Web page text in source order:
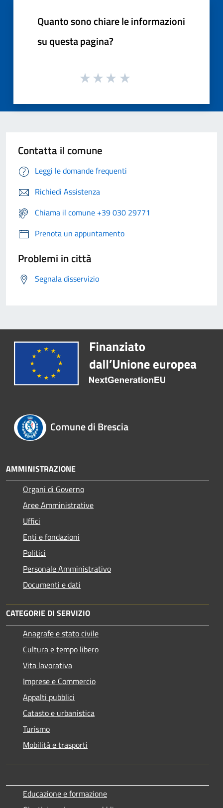
Quanto sono chiare le informazioni
su questa pagina?
Contatta il comune
Leggi le domande frequenti
Richiedi Assistenza
Chiama il comune +39 030 29771
Prenota un appuntamento
Problemi in città
Segnala disservizio
Comune di Brescia
AMMINISTRAZIONE
Organi di Governo
Aree Amministrative
Uffici
Enti e fondazioni
Politici
Personale Amministrativo
Documenti e dati
CATEGORIE DI SERVIZIO
Anagrafe e stato civile
Cultura e tempo libero
Vita lavorativa
Imprese e Commercio
Appalti pubblici
Catasto e urbanistica
Turismo
Mobilità e trasporti
Educazione e formazione